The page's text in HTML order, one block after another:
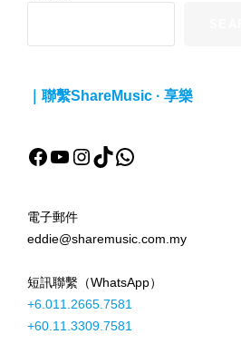
｜聯繫ShareMusic · 享樂
Facebook
YouTube
Instagram
TikTokWhatsApp
電子郵件
eddie@sharemusic.com.my
短訊聯繫（WhatsApp）
+6.011.2665.7581
+60.11.3309.7581